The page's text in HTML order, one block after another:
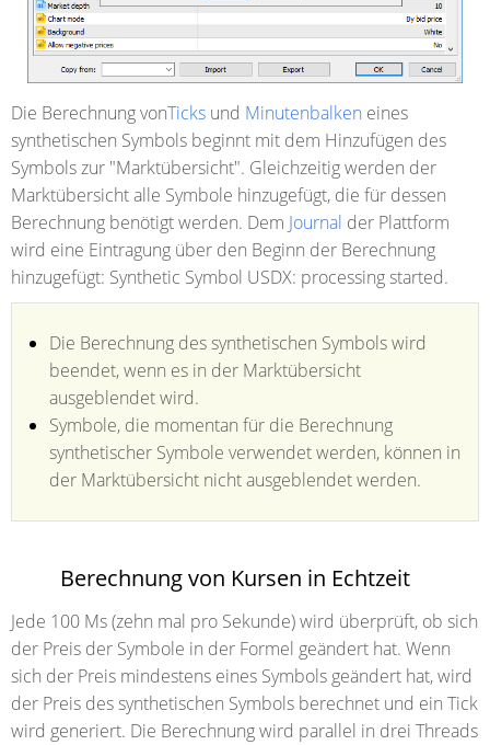
Die Berechnung vonTicks und Minutenbalken eines
synthetischen Symbols beginnt mit dem Hinzufügen des
Symbols zur "Marktübersicht". Gleichzeitig werden der
Marktübersicht alle Symbole hinzugefügt, die für dessen
Berechnung benötigt werden. Dem Journal der Plattform
wird eine Eintragung über den Beginn der Berechnung
hinzugefügt: Synthetic Symbol USDX: processing started.
Die Berechnung des synthetischen Symbols wird
beendet, wenn es in der Marktübersicht
ausgeblendet wird.
Symbole, die momentan für die Berechnung
synthetischer Symbole verwendet werden, können in
der Marktübersicht nicht ausgeblendet werden.
Berechnung von Kursen in Echtzeit
Jede 100 Ms (zehn mal pro Sekunde) wird überprüft, ob sich
der Preis der Symbole in der Formel geändert hat. Wenn
sich der Preis mindestens eines Symbols geändert hat, wird
der Preis des synthetischen Symbols berechnet und ein Tick
wird generiert. Die Berechnung wird parallel in drei Threads